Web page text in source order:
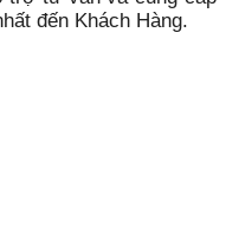
đến Khách Hàng.